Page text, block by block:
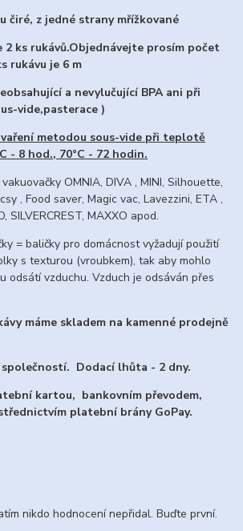
čiré, z jedné strany mřížkované
ks rukávů.Objednávejte prosím počet
rukávu je 6 m
a nevylučující BPA ani při
vide,pasterace )
metodou sous-vide při teplotě
- 8 hod., 70°C - 72 hodin.
OMNIA, DIVA , MINI, Silhouette,
, Food saver, Magic vac, Lavezzini, ETA ,
SILVERCREST, MAXXO apod.
= baličky pro domácnost vyžadují použití
s texturou (vroubkem), tak aby mohlo
odsátí vzduchu. Vzduch je odsáván přes
máme skladem na kamenné prodejně
společností. Dodací lhůta - 2 dny.
kartou, bankovním převodem,
platební brány GoPay.
nikdo hodnocení nepřidal. Buďte první.